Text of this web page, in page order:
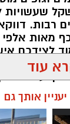
שעשויות
רבות.
מאות אלפי
לצידכם
על פי
והוא זה
מבוססות,
עוד
יעניין אותך גם